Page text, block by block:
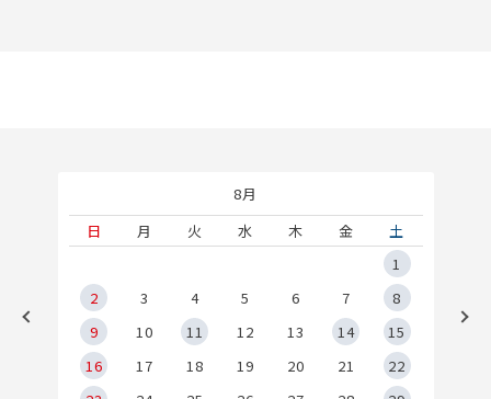
8月
日
月 火 水 木 金
土
1
2
3 4 5 6 7
8
9
10 11 12 13 14
15
16
17 18 19 20 21
22